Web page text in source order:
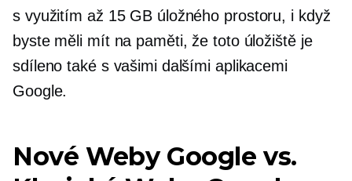
s využitím až 15 GB úložného prostoru, i když
byste měli mít na paměti, že toto úložiště je
sdíleno také s vašimi dalšími aplikacemi
Google.
Nové Weby Google vs.